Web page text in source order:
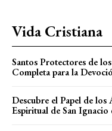
Vida Cristiana
Santos Protectores de
Completa para la
Descubre el Papel de
Espiritual de San Ignacio